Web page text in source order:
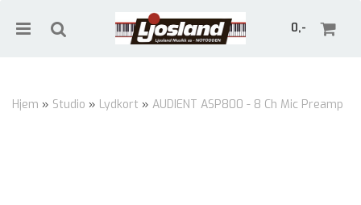
0,-
Hjem » Studio » Lydkort » AUDIENT ASP800 - 8 Ch Mic Preamp